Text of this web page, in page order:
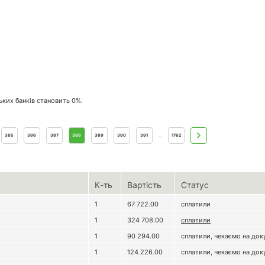
банків становить 0%.
385 386 387 388 389 390 391 ... 1762
К-ть Вартість Статус
1 67 722.00
сплатили
1 324 708.00
сплатили
1 90 294.00
сплатили, чекаємо на
1 124 226.00
сплатили, чекаємо на